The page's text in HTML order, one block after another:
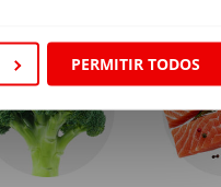
PERMITIR TODOS